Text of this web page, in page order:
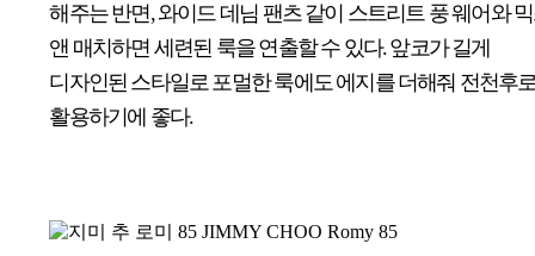
해주는 반면, 와이드 데님 팬츠 같이 스트리트 풍 웨어와
앤 매치하면 세련된 룩을 연출할 수 있다. 앞코가 길게
디자인된 스타일로 포멀한 룩에도 에지를 더해줘 전천후
활용하기에 좋다.